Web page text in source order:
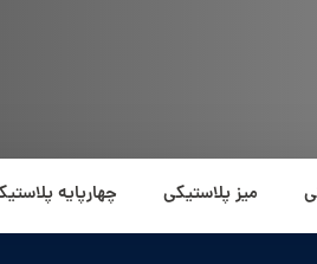
میز پلاستیکی چهارپایه